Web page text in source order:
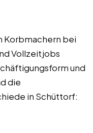
Korbmachern bei
Vollzeitjobs
und
die
in Schüttorf: